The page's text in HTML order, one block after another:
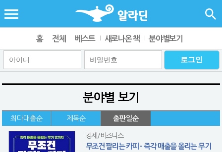
홈 전체 베스트 새로나온 책 분야별보기
분야별 보기
최다대출순 제목순 출판일순
경제/비즈니스
무조건 팔리는 카피 - 즉각 매출을 올리는 무기